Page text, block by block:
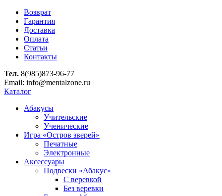
Возврат
Гарантия
Доставка
Оплата
Статьи
Контакты
Тел. 8(985)873-96-77
Email: info@mentalzone.ru
Каталог
Абакусы
Учительские
Ученические
Игра «Остров зверей»
Печатные
Электронные
Аксессуары
Подвески «Абакус»
С веревкой
Без веревки